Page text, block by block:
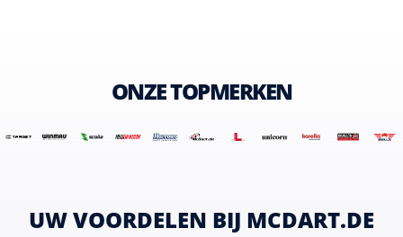
ONZE TOPMERKEN
UW VOORDELEN BIJ MCDART.DE